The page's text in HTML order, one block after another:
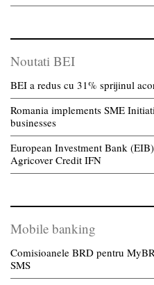
Noutati BEI
BEI a redus cu 31% sprijinul
Romania implements SME
businesses
European Investment Bank
Agricover Credit IFN
Mobile banking
Comisioanele BRD pentru
SMS